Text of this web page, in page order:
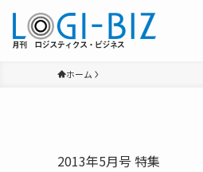
ホーム
2013年5月号 特集